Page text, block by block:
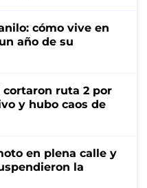
cómo vive en
año de su
ruta 2 por
y hubo caos de
en plena calle y
la